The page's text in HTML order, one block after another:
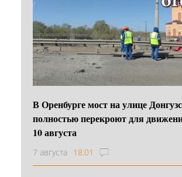
В Оренбурге мост на улице
полностью перекроют для
10 августа
7 августа 18:01